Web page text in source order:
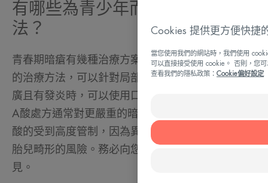
有哪些為青少年而設的治療方
法？
青春期暗瘡有幾種治療方案。適用於輕微暗瘡肌膚
的治療方法，可以針對局部的痘痘。當暗瘡範圍較
廣且有發炎時，可以使用口服抗生素。最後，異維
A酸處方通常對更嚴重的暗瘡有效。女生使用異維A
酸的受到高度管制，因為異維A酸如遇懷孕有導致
胎兒畸形的風險。務必向您的皮膚科醫生徵求意
見。
Cookies 提供更方便快捷
當您使用我們的網站時，我們使用
可以直接接受使用 cookie。 否則，您
查看我們的隱私政策： Cookie偏好設定